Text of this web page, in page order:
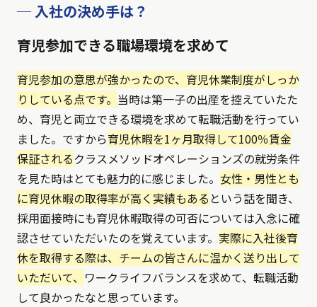
─ 入社の決め手は？
育児参加できる職場環境を求めて
育児参加の意思が強かったので、育児休業制度がしっか
りしている点です。 当時は第一子の出産を控えていたた
め、育児と両立できる環境を求めて転職活動を行ってい
ました。ですから育児休暇を1ヶ月取得して100％賃金
保証されるクラスメソッドオペレーションズの就労条件
を見た時はとても魅力的に感じました。 女性・男性とも
に育児休暇の取得率が高く実績もある という話を聞き、
採用面接時にも育児休暇取得の可否については入念に確
認させていただいたのを覚えています。 実際に入社後育
休を取得する際は、チームの皆さんに温かく送り出して
いただいて、 ワークライフバランスを求めて、転職活動
して良かったなと思っています。